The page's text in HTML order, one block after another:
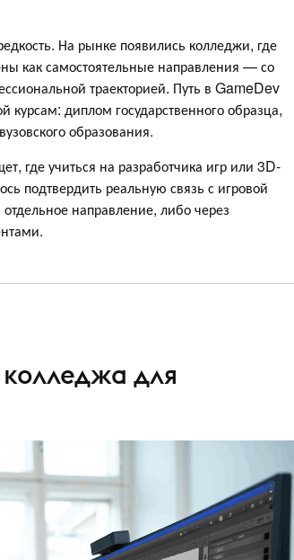
На рынке появились колледжи, где
как самостоятельные направления — со
траекторией. Путь в GameDev
курсам: диплом государственного образца,
образования.
где учиться на разработчика игр или 3D-
подтвердить реальную связь с игровой
направление, либо через
для